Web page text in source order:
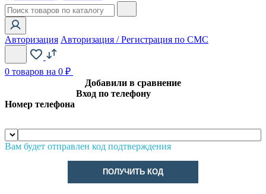
Авторизация Авторизация / Регистрация по СМС
0 товаров на 0 ₽
Добавили в сравнение
Вход по телефону
Номер телефона
Вам будет отправлен код подтверждения
ПОЛУЧИТЬ КОД